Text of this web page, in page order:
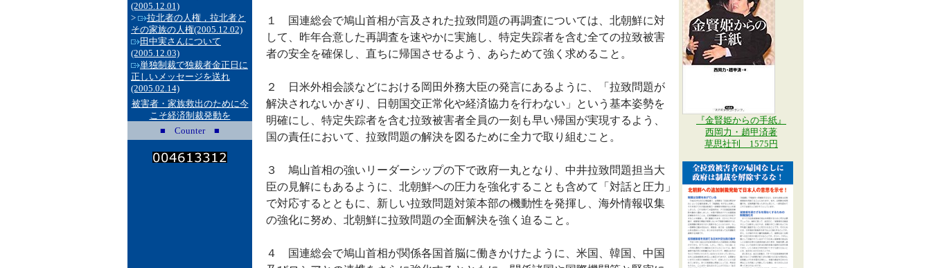
(2005.12.01)
>
拉北者の人権，拉北者と
その家族の人権(2005.12.02)
田中実さんについて
(2005.12.03)
単独制裁で独裁者金正日に
正しいメッセージを送れ
(2005.02.14)
被害者・家族救出のために今
こそ経済制裁発動を
■ Counter ■
１ 国連総会で鳩山首相が言及された拉致問題の再調査については、北朝鮮に対
して、昨年合意した再調査を速やかに実施し、特定失踪者を含む全ての拉致被害
者の安全を確保し、直ちに帰国させるよう、あらためて強く求めること。
２ 日米外相会談などにおける岡田外務大臣の発言にあるように、「拉致問題が
解決されないかぎり、日朝国交正常化や経済協力を行わない」という基本姿勢を
明確にし、特定失踪者を含む拉致被害者全員の一刻も早い帰国が実現するよう、
国の責任において、拉致問題の解決を図るために全力で取り組むこと。
３ 鳩山首相の強いリーダーシップの下で政府一丸となり、中井拉致問題担当大
臣の見解にもあるように、北朝鮮への圧力を強化することも含めて「対話と圧力」
で対応するとともに、新しい拉致問題対策本部の機動性を発揮し、海外情報収集
の強化に努め、北朝鮮に拉致問題の全面解決を強く迫ること。
４ 国連総会で鳩山首相が関係各国首脳に働きかけたように、米国、韓国、中国
『金賢姫からの手紙』
西岡力・趙甲済著
草思社刊 1575円